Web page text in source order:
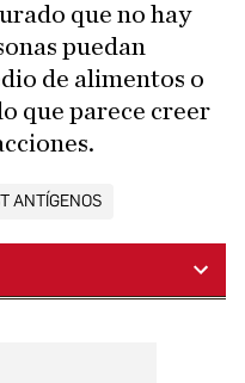
que no hay
puedan
de alimentos o
que parece creer
ANTÍGENOS